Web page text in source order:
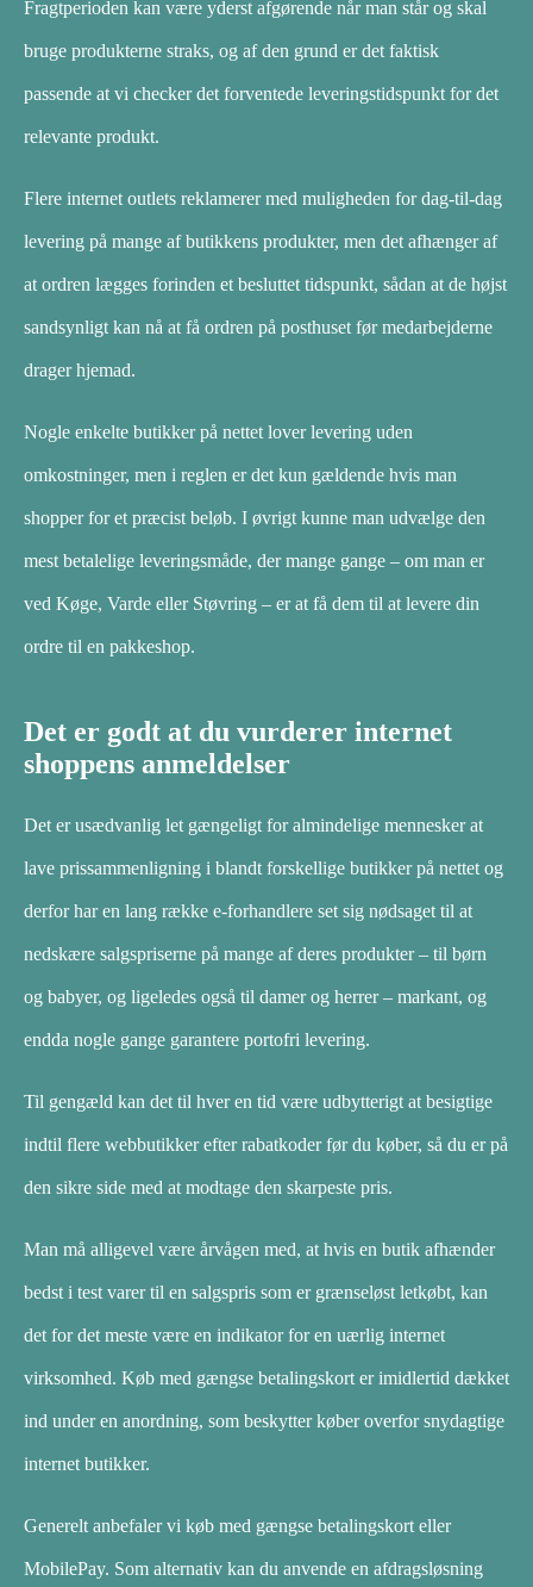
Fragtperioden kan være yderst afgørende når man står og skal
bruge produkterne straks, og af den grund er det faktisk
passende at vi checker det forventede leveringstidspunkt for det
relevante produkt.
Flere internet outlets reklamerer med muligheden for dag-til-dag
levering på mange af butikkens produkter, men det afhænger af
at ordren lægges forinden et besluttet tidspunkt, sådan at de højst
sandsynligt kan nå at få ordren på posthuset før medarbejderne
drager hjemad.
Nogle enkelte butikker på nettet lover levering uden
omkostninger, men i reglen er det kun gældende hvis man
shopper for et præcist beløb. I øvrigt kunne man udvælge den
mest betalelige leveringsmåde, der mange gange – om man er
ved Køge, Varde eller Støvring – er at få dem til at levere din
ordre til en pakkeshop.
Det er godt at du vurderer internet
shoppens anmeldelser
Det er usædvanlig let gængeligt for almindelige mennesker at
lave prissammenligning i blandt forskellige butikker på nettet og
derfor har en lang række e-forhandlere set sig nødsaget til at
nedskære salgspriserne på mange af deres produkter – til børn
og babyer, og ligeledes også til damer og herrer – markant, og
endda nogle gange garantere portofri levering.
Til gengæld kan det til hver en tid være udbytterigt at besigtige
indtil flere webbutikker efter rabatkoder før du køber, så du er på
den sikre side med at modtage den skarpeste pris.
Man må alligevel være årvågen med, at hvis en butik afhænder
bedst i test varer til en salgspris som er grænseløst letkøbt, kan
det for det meste være en indikator for en uærlig internet
virksomhed. Køb med gængse betalingskort er imidlertid dækket
ind under en anordning, som beskytter køber overfor snydagtige
internet butikker.
Generelt anbefaler vi køb med gængse betalingskort eller
MobilePay. Som alternativ kan du anvende en afdragsløsning